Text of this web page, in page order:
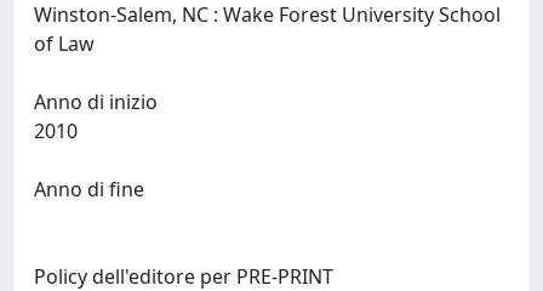
Winston-Salem, NC : Wake Forest University School
Anno di inizio
Anno di fine
Policy dell'editore per PRE-PRINT